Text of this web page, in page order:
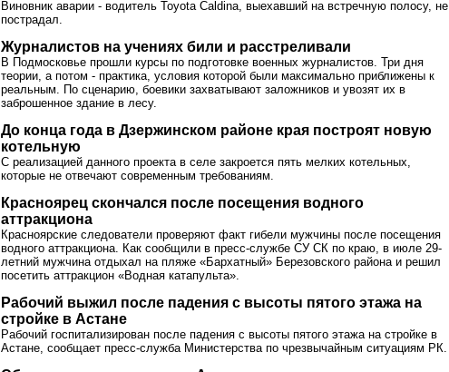
Виновник аварии - водитель Toyota Caldina, выехавший на встречную полосу, не
пострадал.
Журналистов на учениях били и расстреливали
В Подмосковье прошли курсы по подготовке военных журналистов. Три дня
теории, а потом - практика, условия которой были максимально приближены к
реальным. По сценарию, боевики захватывают заложников и увозят их в
заброшенное здание в лесу.
До конца года в Дзержинском районе края построят новую
котельную
С реализацией данного проекта в селе закроется пять мелких котельных,
которые не отвечают современным требованиям.
Красноярец скончался после посещения водного
аттракциона
Красноярские следователи проверяют факт гибели мужчины после посещения
водного аттракциона. Как сообщили в пресс-службе СУ СК по краю, в июле 29-
летний мужчина отдыхал на пляже «Бархатный» Березовского района и решил
посетить аттракцион «Водная катапульта».
Рабочий выжил после падения с высоты пятого этажа на
стройке в Астане
Рабочий госпитализирован после падения с высоты пятого этажа на стройке в
Астане, сообщает пресс-служба Министерства по чрезвычайным ситуациям РК.